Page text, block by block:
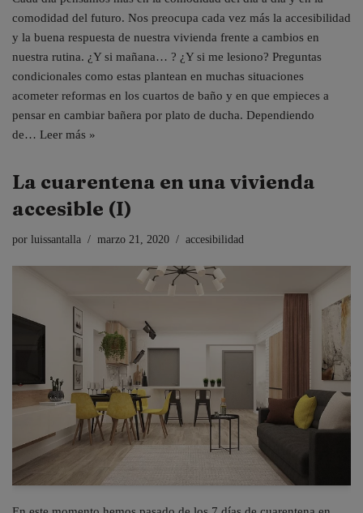
comodidad del futuro. Nos preocupa cada vez más la accesibilidad
y la buena respuesta de nuestra vivienda frente a cambios en
nuestra rutina. ¿Y si mañana… ? ¿Y si me lesiono? Preguntas
condicionales como estas plantean en muchas situaciones
acometer reformas en los cuartos de baño y en que empieces a
pensar en cambiar bañera por plato de ducha. Dependiendo
de… Leer más »
La cuarentena en una vivienda
accesible (I)
por luissantalla marzo 21, 2020 accesibilidad